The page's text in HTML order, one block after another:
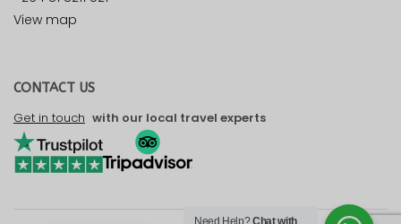
View map
CONTACT US
Get in touch with our local travel experts
Need Help?Chat with